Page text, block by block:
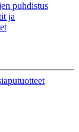
puhdistus
ja